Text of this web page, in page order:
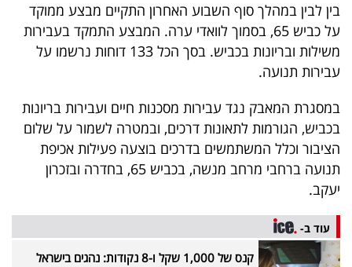
פעולה
ניוזלטרים
מייל
אדום
בין לבין במהלך סוף השבוע האחרון התקיים מבצע ממוקד
על כביש 65, בסמוך לוואדי ערה. המבצע התמקד בעבירות
משילות ובריונות בכביש. בסך הכל 133 דוחות נרשמו על
עבירות תנועה.
במסגרת המאבק נגד עבירות מסכנות חיים ועבירות בריונות
בכביש, הגורמות לתאונות דרכים, ובמטרה לשמור על שלום
הציבור וכלל המשתמשים בדרכים בוצעה פעילות אכיפת
תנועה ברחבי מרחב מנשה, בכביש 65, בחדרה ובזכרון
יעקב.
עוד ב-
קנס של 1,000 שקל ו-8 נקודות: נהגים בישראל